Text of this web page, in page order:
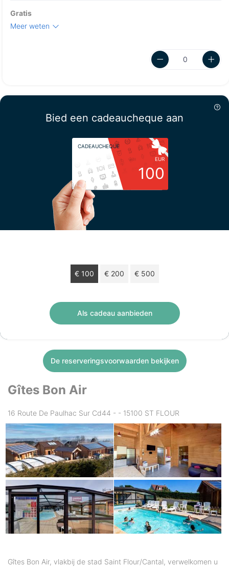
Gratis
Meer weten
Bied een cadeaucheque aan
CADEAUCHEQUE
EUR
100
€ 100 € 200 € 500
Als cadeau aanbieden
De reserveringsvoorwaarden bekijken
Gîtes Bon Air
16 Route De Paulhac Sur Cd44 - - 15100 ST FLOUR
Gîtes Bon Air, vlakbij de stad Saint Flour/Cantal, verwelkomen u